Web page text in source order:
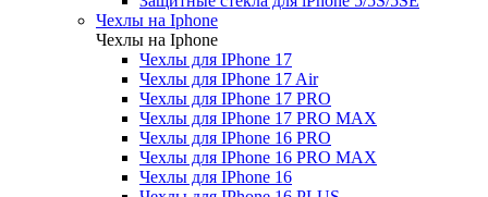
Чехлы на Iphone
Чехлы на Iphone
Чехлы для IPhone 17
Чехлы для IPhone 17 Air
Чехлы для IPhone 17 PRO
Чехлы для IPhone 17 PRO MAX
Чехлы для IPhone 16 PRO
Чехлы для IPhone 16 PRO MAX
Чехлы для IPhone 16